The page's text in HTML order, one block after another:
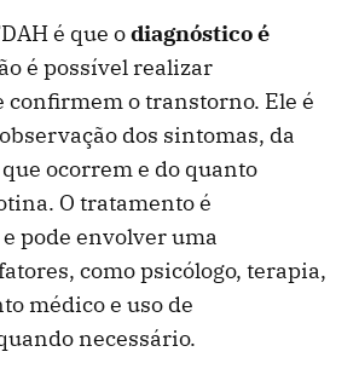
é que odiagnóstico é
é possível realizar
confirmem o transtorno. Ele é
dos sintomas, da
ocorrem e do quanto
O tratamento é
pode envolver uma
como psicólogo, terapia,
médico e uso de
necessário.